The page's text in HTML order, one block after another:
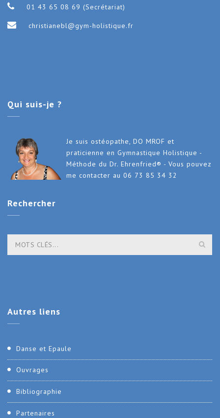
01 43 65 08 69 (Secrétariat)
christianebl@gym-holistique.fr
Qui suis-je ?
Je suis ostéopathe, DO MROF et
praticienne en Gymnastique Holistique -
Méthode du Dr. Ehrenfried® - Vous pouvez
me contacter au 06 73 85 34 32
Rechercher
Autres liens
Danse et Epaule
Ouvrages
Bibliographie
Partenaires